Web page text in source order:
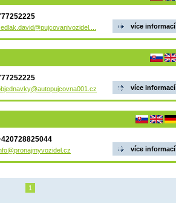
více informací
více informací
více informací
1